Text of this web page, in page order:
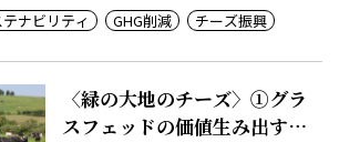
ナビリティ GHG削減 チーズ振興
〈緑の大地のチーズ〉①グラ
スフェッドの価値生み出す豊